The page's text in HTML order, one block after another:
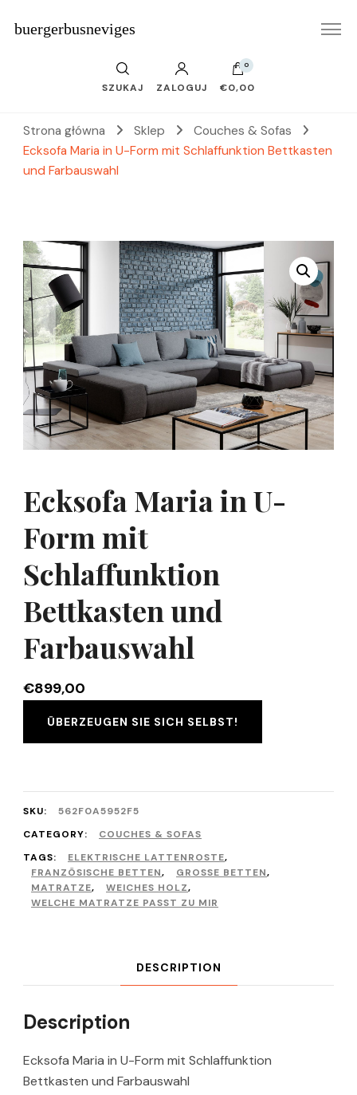
buergerbusneviges
SZUKAJ ZALOGUJ
0
€0,00
Strona główna Sklep
Couches & Sofas
Ecksofa Maria in U-Form mit Schlaffunktion Bettkasten
und Farbauswahl
Ecksofa Maria in U-
Form mit
Schlaffunktion
Bettkasten und
Farbauswahl
€899,00
ÜBERZEUGEN SIE SICH SELBST!
SKU:
562F0A5952F5
CATEGORY:
COUCHES & SOFAS
TAGS:
ELEKTRISCHE LATTENROSTE,
FRANZÖSISCHE BETTEN, GROSSE BETTEN
,
MATRATZE, WEICHES HOLZ,
WELCHE MATRATZE PASST ZU MIR
DESCRIPTION
Description
Ecksofa Maria in U-Form mit Schlaffunktion
Bettkasten und Farbauswahl